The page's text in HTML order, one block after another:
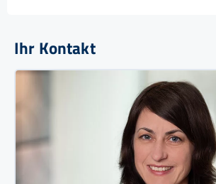
Ihr Kontakt